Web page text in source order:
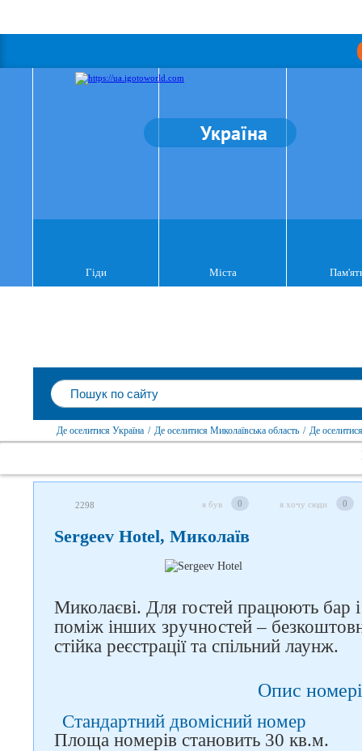
Україна
Гіди Міста
Де оселитися Україна / Де оселитися Миколаївська область / Де
2298 я був 0 я хочу сюди 0
Sergeev Hotel, Миколаїв
Миколаєві. Для гостей працюють бар
поміж інших зручностей –
стійка реєстрації та спільний лаунж.
Опис
Стандартний двомісний номер
Площа номерів становить 30 кв.м.
Слідкуйте за нами в
соцмережах